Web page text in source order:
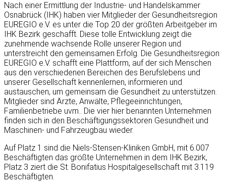
Nach einer Ermittlung der Industrie- und Handelskammer
Osnabrück (IHK) haben vier Mitglieder der Gesundheitsregion
EUREGIO e.V. es unter die Top 20 der größten Arbeitgeber im
IHK Bezirk geschafft. Diese tolle Entwicklung zeigt die
zunehmende wachsende Rolle unserer Region und
unterstreicht den gemeinsamen Erfolg. Die Gesundheitsregion
EUREGIO e.V. schafft eine Plattform, auf der sich Menschen
aus den verschiedenen Bereichen des Berufslebens und
unserer Gesellschaft kennenlernen, informieren und
austauschen, um gemeinsam die Gesundheit zu unterstützen.
Mitglieder sind Ärzte, Anwälte, Pflegeeinrichtungen,
Familienbetriebe uvm.. Die vier hier benannten Unternehmen
finden sich in den Beschäftigungssektoren Gesundheit und
Maschinen- und Fahrzeugbau wieder.
Auf Platz 1 sind die Niels-Stensen-Kliniken GmbH, mit 6.007
Beschäftigten das größte Unternehmen in dem IHK Bezirk,
Platz 3 ziert die St. Bonifatius Hospitalgesellschaft mit 3.119
Beschäftigten.